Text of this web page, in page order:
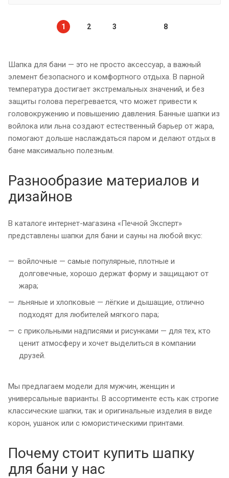
1 2 3 8
Шапка для бани — это не просто аксессуар, а важный
элемент безопасного и комфортного отдыха. В парной
температура достигает экстремальных значений, и без
защиты голова перегревается, что может привести к
головокружению и повышению давления. Банные шапки из
войлока или льна создают естественный барьер от жара,
помогают дольше наслаждаться паром и делают отдых в
бане максимально полезным.
Разнообразие материалов и
дизайнов
В каталоге интернет-магазина «Печной Эксперт»
представлены шапки для бани и сауны на любой вкус:
войлочные — самые популярные, плотные и
долговечные, хорошо держат форму и защищают от
жара;
льняные и хлопковые — лёгкие и дышащие, отлично
подходят для любителей мягкого пара;
с прикольными надписями и рисунками — для тех, кто
ценит атмосферу и хочет выделиться в компании
друзей.
Мы предлагаем модели для мужчин, женщин и
универсальные варианты. В ассортименте есть как строгие
классические шапки, так и оригинальные изделия в виде
корон, ушанок или с юмористическими принтами.
Почему стоит купить шапку
для бани у нас